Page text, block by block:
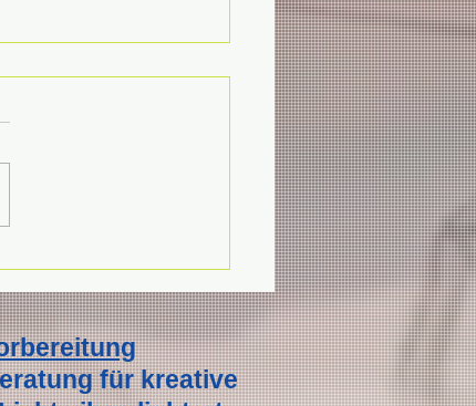
effektiv,
flexibel. Online
Online
Online
für diefür kreative